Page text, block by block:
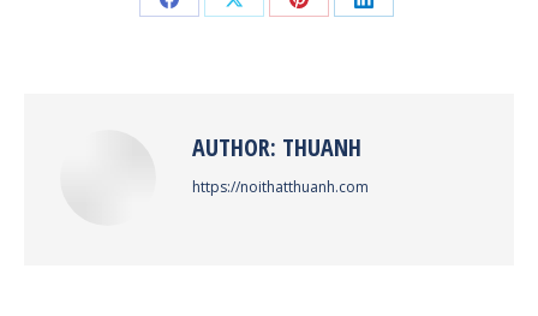
Share Share Share Share
AUTHOR: THUANH
https://noithatthuanh.com